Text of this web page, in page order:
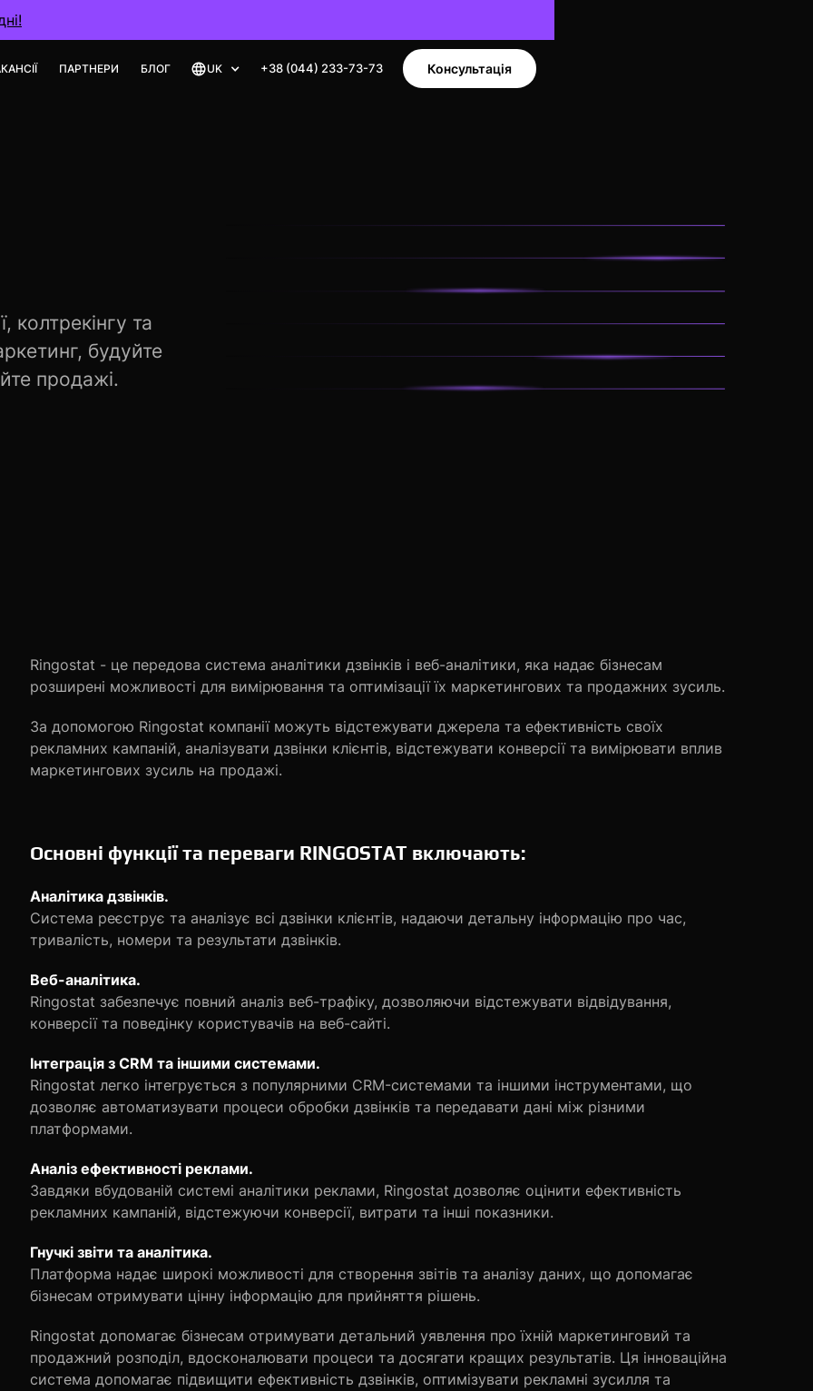
ПАРТНЕРИ БЛОГ UK +38 (044) 233-73-73 Консультація
колтрекінгу та
будуйте
продажі.
Ringostat - це передова система аналітики дзвінків і веб-аналітики, яка надає бізнесам
розширені можливості для вимірювання та оптимізації їх маркетингових та продажних зусиль.
За допомогою Ringostat компанії можуть відстежувати джерела та ефективність своїх
рекламних кампаній, аналізувати дзвінки клієнтів, відстежувати конверсії та вимірювати вплив
маркетингових зусиль на продажі.
Основні функції та переваги RINGOSTAT включають:
Аналітика дзвінків.
Система реєструє та аналізує всі дзвінки клієнтів, надаючи детальну інформацію про час,
тривалість, номери та результати дзвінків.
Веб-аналітика.
Ringostat забезпечує повний аналіз веб-трафіку, дозволяючи відстежувати відвідування,
конверсії та поведінку користувачів на веб-сайті.
Інтеграція з CRM та іншими системами.
Ringostat легко інтегрується з популярними CRM-системами та іншими інструментами, що
дозволяє автоматизувати процеси обробки дзвінків та передавати дані між різними
платформами.
Аналіз ефективності реклами.
Завдяки вбудованій системі аналітики реклами, Ringostat дозволяє оцінити ефективність
рекламних кампаній, відстежуючи конверсії, витрати та інші показники.
Гнучкі звіти та аналітика.
Платформа надає широкі можливості для створення звітів та аналізу даних, що допомагає
бізнесам отримувати цінну інформацію для прийняття рішень.
Ringostat допомагає бізнесам отримувати детальний уявлення про їхній маркетинговий та
продажний розподіл, вдосконалювати процеси та досягати кращих результатів. Ця інноваційна
система допомагає підвищити ефективність дзвінків, оптимізувати рекламні зусилля та